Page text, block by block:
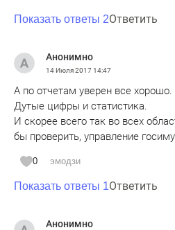
Показать ответы 2Ответить
Анонимно
14 Июля 201714:47
А по отчетам уверен все хорошо.
Дутые цифры и статистика.
И скорее всего так во всех
бы проверить, управление
0 эмодзи
Показать ответы 1Ответить
Анонимно